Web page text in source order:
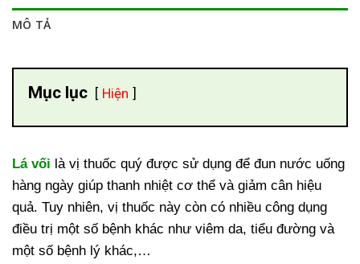
MÔ TẢ
Mục lục Hiện
Lá vối là vị thuốc quý được sử dụng để đun nước uống
hàng ngày giúp thanh nhiệt cơ thể và giảm cân hiệu
quả. Tuy nhiên, vị thuốc này còn có nhiều công dụng
điều trị một số bệnh khác như viêm da, tiểu đường và
một số bệnh lý khác,…